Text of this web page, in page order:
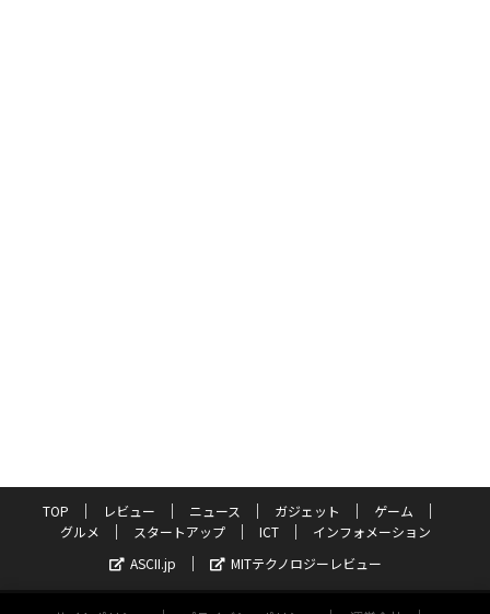
TOP レビュー ニュース ガジェット
ゲーム
グルメ
スタートアップ ICT
インフォメーション
ASCII.jp
MITテクノロジーレビュー